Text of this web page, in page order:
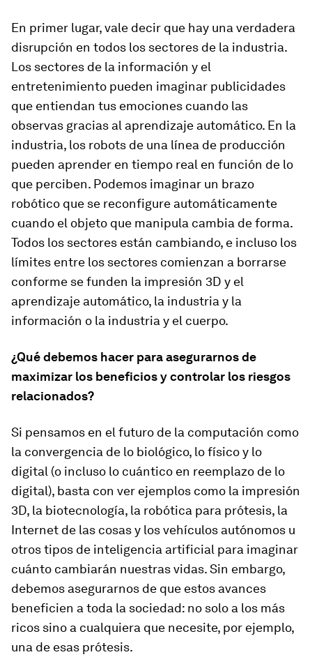
En primer lugar, vale decir que hay una verdadera
disrupción en todos los sectores de la industria.
Los sectores de la información y el
entretenimiento pueden imaginar publicidades
que entiendan tus emociones cuando las
observas gracias al aprendizaje automático. En la
industria, los robots de una línea de producción
pueden aprender en tiempo real en función de lo
que perciben. Podemos imaginar un brazo
robótico que se reconfigure automáticamente
cuando el objeto que manipula cambia de forma.
Todos los sectores están cambiando, e incluso los
límites entre los sectores comienzan a borrarse
conforme se funden la impresión 3D y el
aprendizaje automático, la industria y la
información o la industria y el cuerpo.
¿Qué debemos hacer para asegurarnos de
maximizar los beneficios y controlar los riesgos
relacionados?
Si pensamos en el futuro de la computación como
la convergencia de lo biológico, lo físico y lo
digital (o incluso lo cuántico en reemplazo de lo
digital), basta con ver ejemplos como la impresión
3D, la biotecnología, la robótica para prótesis, la
Internet de las cosas y los vehículos autónomos u
otros tipos de inteligencia artificial para imaginar
cuánto cambiarán nuestras vidas. Sin embargo,
debemos asegurarnos de que estos avances
beneficien a toda la sociedad: no solo a los más
ricos sino a cualquiera que necesite, por ejemplo,
una de esas prótesis.